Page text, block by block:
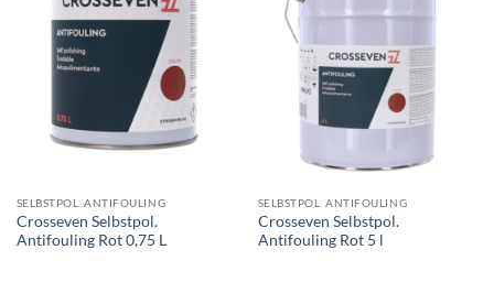
SELBSTPOL. ANTIFOULING
Crosseven Selbstpol.
Antifouling Rot 0,75 L
SELBSTPOL. ANTIFOULING
Crosseven Selbstpol.
Antifouling Rot 5 l